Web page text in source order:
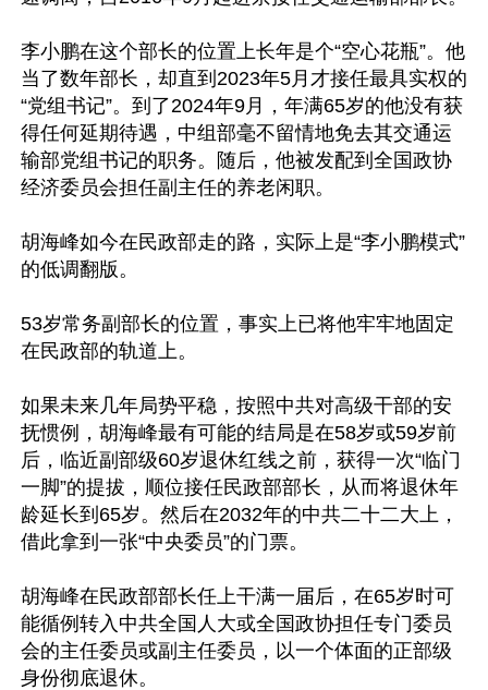
李小鹏在这个部长的位置上长年是个“空心花瓶”。他
当了数年部长，却直到2023年5月才接任最具实权的
“党组书记”。到了2024年9月，年满65岁的他没有获
得任何延期待遇，中组部毫不留情地免去其交通运
输部党组书记的职务。随后，他被发配到全国政协
经济委员会担任副主任的养老闲职。
胡海峰如今在民政部走的路，实际上是“李小鹏模式”
的低调翻版。
53岁常务副部长的位置，事实上已将他牢牢地固定
在民政部的轨道上。
如果未来几年局势平稳，按照中共对高级干部的安
抚惯例，胡海峰最有可能的结局是在58岁或59岁前
后，临近副部级60岁退休红线之前，获得一次“临门
一脚”的提拔，顺位接任民政部部长，从而将退休年
龄延长到65岁。然后在2032年的中共二十二大上，
借此拿到一张“中央委员”的门票。
胡海峰在民政部部长任上干满一届后，在65岁时可
能循例转入中共全国人大或全国政协担任专门委员
会的主任委员或副主任委员，以一个体面的正部级
身份彻底退休。